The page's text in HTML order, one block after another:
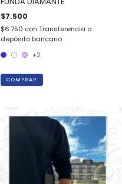
$7.500
$6.750 con Transferencia o
depósito bancario
+2
COMPRAR